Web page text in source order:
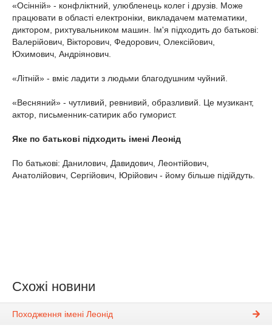
«Осінній» - конфліктний, улюбленець колег і друзів. Може
працювати в області електроніки, викладачем математики,
диктором, рихтувальником машин. Ім'я підходить до батькові:
Валерійович, Вікторович, Федорович, Олексійович,
Юхимович, Андріянович.
«Літній» - вміє ладити з людьми благодушним чуйний.
«Весняний» - чутливий, ревнивий, образливий. Це музикант,
актор, письменник-сатирик або гуморист.
Яке по батькові підходить імені Леонід
По батькові: Данилович, Давидович, Леонтійович,
Анатолійович, Сергійович, Юрійович - йому більше підійдуть.
Схожі новини
Походження імені Леонід